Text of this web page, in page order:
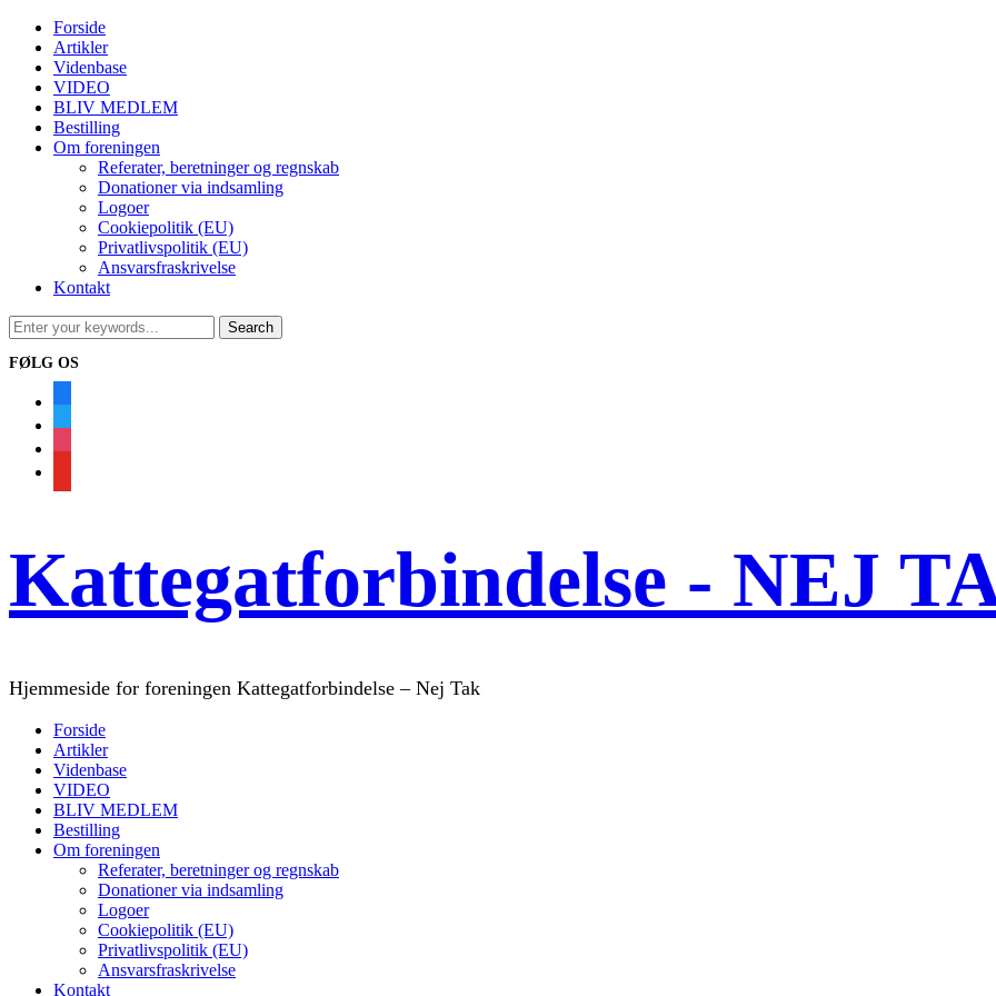
Forside
Artikler
Videnbase
VIDEO
BLIV MEDLEM
Bestilling
Om foreningen
Referater, beretninger og regnskab
Donationer via indsamling
Logoer
Cookiepolitik (EU)
Privatlivspolitik (EU)
Ansvarsfraskrivelse
Kontakt
FØLG OS
Kattegatforbindelse - NEJ
Hjemmeside for foreningen Kattegatforbindelse – Nej Tak
Forside
Artikler
Videnbase
VIDEO
BLIV MEDLEM
Bestilling
Om foreningen
Referater, beretninger og regnskab
Donationer via indsamling
Logoer
Cookiepolitik (EU)
Privatlivspolitik (EU)
Ansvarsfraskrivelse
Kontakt